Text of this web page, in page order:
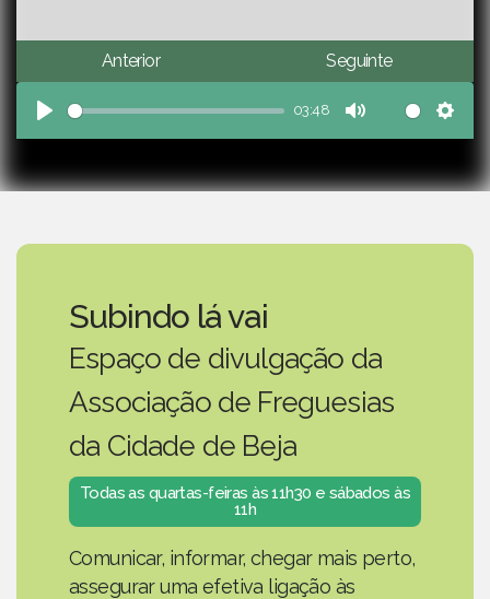
Anterior Seguinte
Play
03:48
Mute
Subindo lá vai
Espaço de divulgação da
Associação de Freguesias
da Cidade de Beja
Todas as quartas-feiras às 11h30 e sábados às
11h
Comunicar, informar, chegar mais perto,
assegurar uma efetiva ligação às